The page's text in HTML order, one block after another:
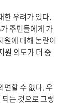
한 우려가 있다.
주민들에게 가
원에 대해 논란이
원 의도가 더 중
면할 수 없다. 우
는 것으로 그렇